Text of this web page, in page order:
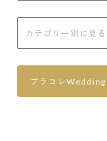
プラコレWedding